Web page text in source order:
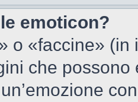
emoticon?
o «faccine»
che